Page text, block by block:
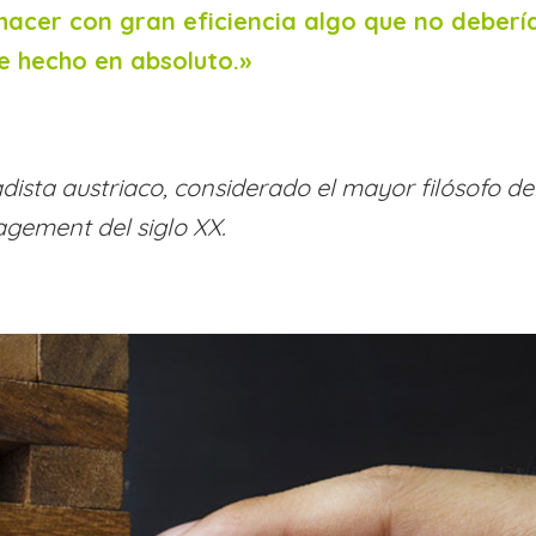
con gran eficiencia algo que no
hecho en absoluto.»
austriaco, considerado el mayor filósofo
del siglo XX.